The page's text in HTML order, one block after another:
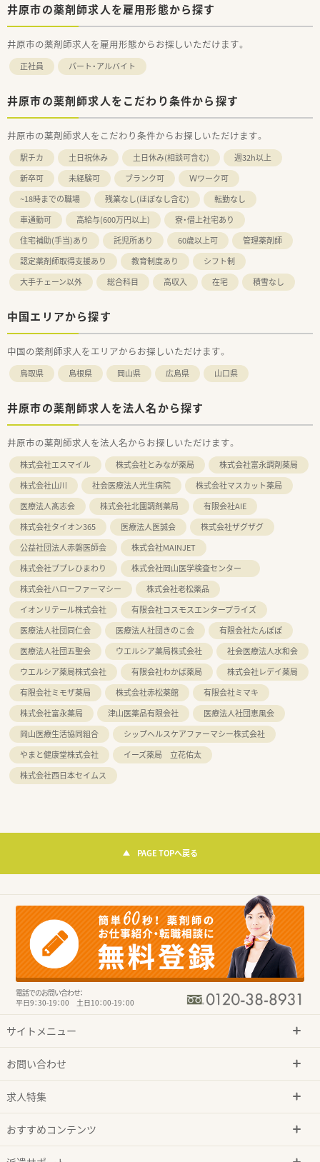
井原市の薬剤師求人を雇用形態から探す
井原市の薬剤師求人を雇用形態からお探しいただけます。
正社員 パート・アルバイト
井原市の薬剤師求人をこだわり条件から探す
井原市の薬剤師求人をこだわり条件からお探しいただけます。
駅チカ 土日祝休み 土日休み(相談可含む)
週32h以上
新卒可
未経験可 ブランク可
Ｗワーク可
~18時までの職場
残業なし(ほぼなし含む)
転勤なし
車通勤可
高給与(600万円以上)
寮・借上社宅あり
住宅補助(手当)あり
託児所あり 60歳以上可
管理薬剤師
認定薬剤師取得支援あり
教育制度あり
シフト制
大手チェーン以外
総合科目 高収入 在宅 積雪なし
中国エリアから探す
中国の薬剤師求人をエリアからお探しいただけます。
鳥取県 島根県 岡山県 広島県 山口県
井原市の薬剤師求人を法人名から探す
井原市の薬剤師求人を法人名からお探しいただけます。
株式会社エスマイル 株式会社とみなが薬局
株式会社富永調剤薬局
株式会社山川
社会医療法人光生病院
株式会社マスカット薬局
医療法人髙志会
株式会社北園調剤薬局
有限会社AIE
株式会社タイオン365
医療法人医誠会
株式会社ザグザグ
公益社団法人赤磐医師会
株式会社MAINJET
株式会社ププレひまわり
株式会社岡山医学検査センター
株式会社ハローファーマシー
株式会社老松薬品
イオンリテール株式会社
有限会社コスモスエンタープライズ
医療法人社団同仁会
医療法人社団きのこ会
有限会社たんぽぽ
医療法人社団五聖会
ウエルシア薬局株式会社
社会医療法人水和会
ウエルシア薬局株式会社
有限会社わかば薬局
株式会社レデイ薬局
有限会社ミモザ薬局
株式会社赤松薬館
有限会社ミマキ
株式会社富永薬局
津山医薬品有限会社
医療法人社団恵風会
岡山医療生活協同組合
シップヘルスケアファーマシー株式会社
やまと健康堂株式会社
イーズ薬局 立花佑太
株式会社西日本セイムス
PAGE TOPへ戻る
電話でのお問い合わせ：
平日9：30-19：00 土日10：00-19：00
サイトメニュー
お問い合わせ
求人特集
おすすめコンテンツ